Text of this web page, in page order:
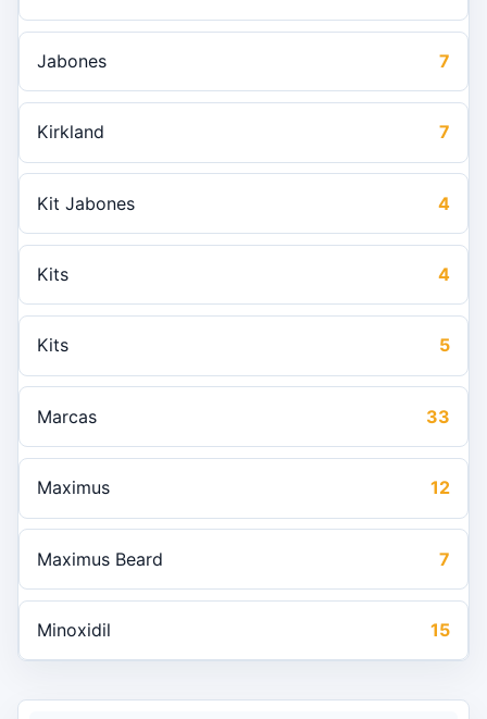
Jabones 7
Kirkland 7
Kit Jabones 4
Kits 4
Kits 5
Marcas 33
Maximus 12
Maximus Beard 7
Minoxidil 15